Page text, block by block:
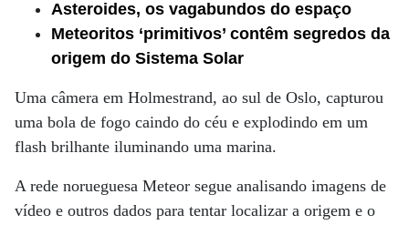
Asteroides, os vagabundos do espaço
Meteoritos ‘primitivos’ contêm segredos da
origem do Sistema Solar
Uma câmera em Holmestrand, ao sul de Oslo, capturou
uma bola de fogo caindo do céu e explodindo em um
flash brilhante iluminando uma marina.
A rede norueguesa Meteor segue analisando imagens de
vídeo e outros dados para tentar localizar a origem e o